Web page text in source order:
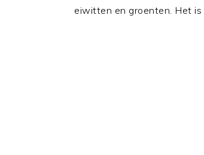
eiwitten en groenten. Het is